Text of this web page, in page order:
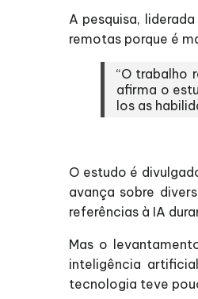
A pesquisa,
remotas porque é
“O trabalho
afirma o
los as
O estudo é
avança sobre
referências à IA
Mas o
inteligência
tecnologia teve